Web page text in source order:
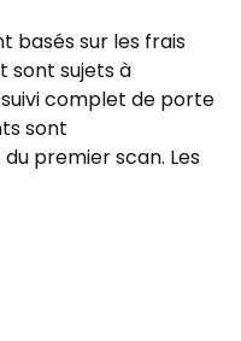
basés sur les frais
sont sujets à
complet de porte
sont
premier scan. Les